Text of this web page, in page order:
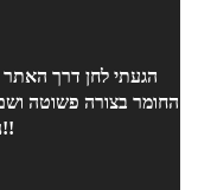
הגעתי לחן דרך
החומר בצורה פשוטה
נתן מענה מעבר לשיעורים עד הבחינה. ממליץ!!